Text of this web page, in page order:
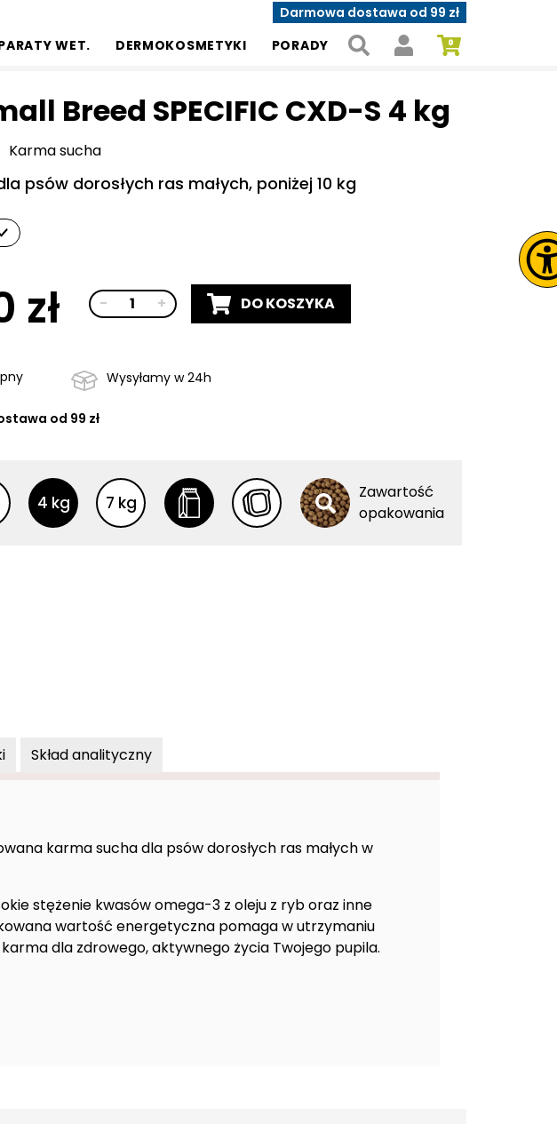
Darmowa dostawa od 99 zł
WET. DERMOKOSMETYKI PORADY
Breed SPECIFIC CXD-S 4 kg
Karma sucha
psów dorosłych ras małych, poniżej 10 kg
zł -
ilość
Adult
SPECIFIC
S
+ DO KOSZYKA
Alternative:
Wysyłamy w 24h
od 99 zł
4 kg 7 kg
Zawartość
opakowania
Skład analityczny
karma sucha dla psów dorosłych ras małych w
stężenie kwasów omega-3 z oleju z ryb oraz inne
wartość energetyczna pomaga w utrzymaniu
dla zdrowego, aktywnego życia Twojego pupila.